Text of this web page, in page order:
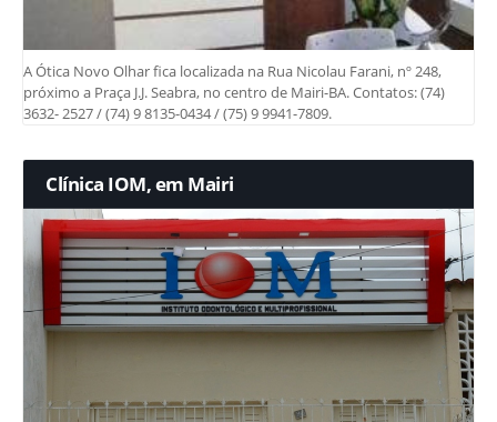
A Ótica Novo Olhar fica localizada na Rua Nicolau Farani, nº 248,
próximo a Praça J.J. Seabra, no centro de Mairi-BA. Contatos: (74)
3632- 2527 / (74) 9 8135-0434 / (75) 9 9941-7809.
Clínica IOM, em Mairi